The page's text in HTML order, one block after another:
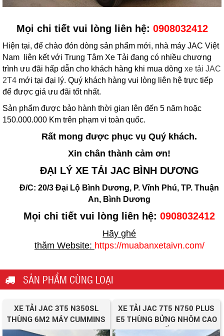
Mọi chi tiết vui lòng liên hệ: 0908032412
Hiện tại, để chào đón dòng sản phẩm mới, nhà máy JAC Việt
Nam liên kết với Trung Tâm Xe Tải đang có nhiều chương
trình ưu đãi hấp dẫn cho khách hàng khi mua dòng xe tải JAC
2T4 mới tại đại lý. Quý khách hàng vui lòng liên hệ trực tiếp
để được giá ưu đãi tốt nhất.
Sản phẩm được bảo hành thời gian lên đến 5 năm hoặc
150.000.000 Km trên phạm vi toàn quốc.
Rất mong được phục vụ Quý khách.
Xin chân thành cảm ơn!
ĐẠI LÝ XE TẢI JAC BÌNH DƯƠNG
Đ/C: 20/3 Đại Lộ Bình Dương, P. Vĩnh Phú, TP. Thuận
An, Bình Dương
Mọi chi tiết vui lòng liên hệ:0908032412
Hãy ghé
thăm Website: https://muabanxetaivn.com/
SẢN PHẨM CÙNG LOẠI
XE TẢI JAC 3T5 N350SL
THÙNG 6M2 MÁY CUMMINS
XE TẢI JAC 7T5 N750 PLUS
E5 THÙNG BỬNG NHÔM CAO
CẤP